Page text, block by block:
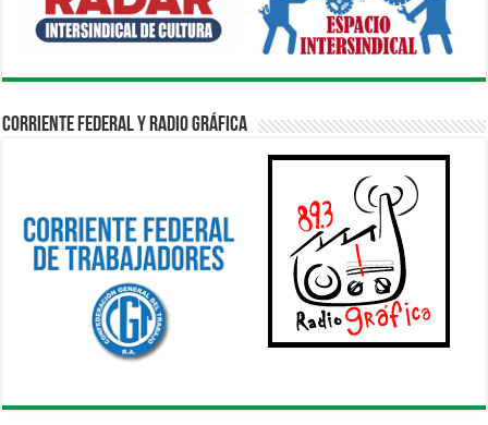
Corriente Federal y Radio Gráfica